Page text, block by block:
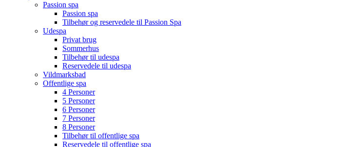
Passion spa
Passion spa
Tilbehør og reservedele til Passion Spa
Udespa
Privat brug
Sommerhus
Tilbehør til udespa
Reservedele til udespa
Vildmarksbad
Offentlige spa
4 Personer
5 Personer
6 Personer
7 Personer
8 Personer
Tilbehør til offentlige spa
Reservedele til offentlige spa